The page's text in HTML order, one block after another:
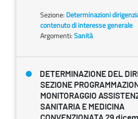
Sezione: Determinazioni
contenuto di interesse generale
Argomenti:Sanità
DETERMINAZIONE DEL
SEZIONE
MONITORAGGIO
SANITARIA E MEDICINA